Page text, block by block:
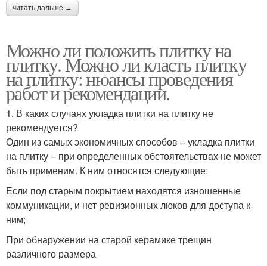
читать дальше →
Можно ли положить плитку на
плитку. Можно ли класть плитку
на плитку: нюансы проведения
работ и рекомендации.
1. В каких случаях укладка плитки на плитку не
рекомендуется?
Один из самых экономичных способов – укладка плитки
на плитку – при определенных обстоятельствах не может
быть применим. К ним относятся следующие:
Если под старым покрытием находятся изношенные
коммуникации, и нет ревизионных люков для доступа к
ним;
При обнаружении на старой керамике трещин
различного размера